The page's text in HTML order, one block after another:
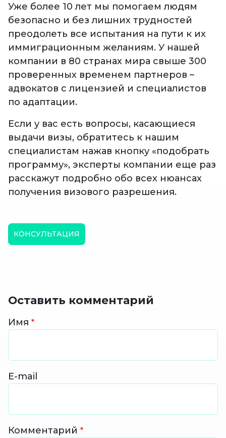
Уже более 10 лет мы помогаем людям
безопасно и без лишних трудностей
преодолеть все испытания на пути к их
иммиграционным желаниям. У нашей
компании в 80 странах мира свыше 300
проверенных временем партнеров –
адвокатов с лицензией и специалистов
по адаптации.
Если у вас есть вопросы, касающиеся
выдачи визы, обратитесь к нашим
специалистам нажав кнопку «подобрать
программу», эксперты компании еще раз
расскажут подробно обо всех нюансах
получения визового разрешения.
КОНСУЛЬТАЦИЯ
Оставить комментарий
Имя
E-mail
Комментарий